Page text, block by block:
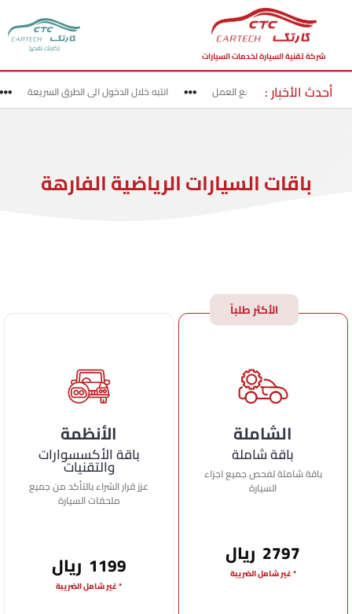
شركة تقنية السيارة لخدمات السيارات
(كارتك تقدير)
أحدث الأخبار :
قد بحذر في مناطق مواقع العمل انتبه خلال الدخول الى الطرق السريعة
باقات السيارات الرياضية الفارهة
الأكثر طلباً
الشاملة
باقة شاملة
باقة شاملة لفحص جميع اجزاء
السيارة
2797 ريال
* غير شامل الضريبة
الأنظمة
باقة الأكسسوارات
والتقنيات
عزز قرار الشراء بالتأكد من جميع
ملحقات السيارة
1199 ريال
* غير شامل الضريبة